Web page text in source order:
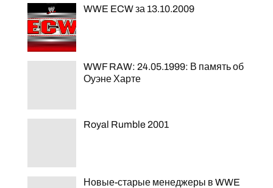
WWE ECW за 13.10.2009
WWF RAW: 24.05.1999: В память об
Оуэне Харте
Royal Rumble 2001
Новые-старые менеджеры в WWE